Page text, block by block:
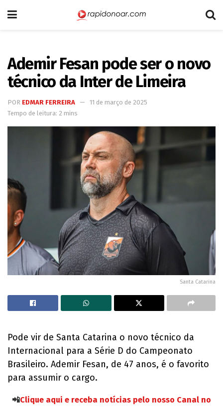
Ademir Fesan pode ser o novo
técnico da Inter de Limeira
POR EDMAR FERREIRA
11 de março de 2025
Tempo de leitura: 2 mins
Santa Catarina
Pode vir de Santa Catarina o novo técnico da
Internacional para a Série D do Campeonato
Brasileiro. Ademir Fesan, de 47 anos, é o favorito
para assumir o cargo.
📲Clique aqui e receba notícias pelo nosso Canal no